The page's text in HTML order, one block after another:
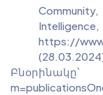
https://
Բնօրինակը՝